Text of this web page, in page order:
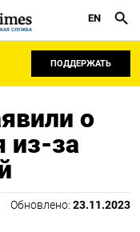
СЛУЖБА
EN
ПОДДЕРЖАТЬ
о
из-за
Обновлено: 23.11.2023